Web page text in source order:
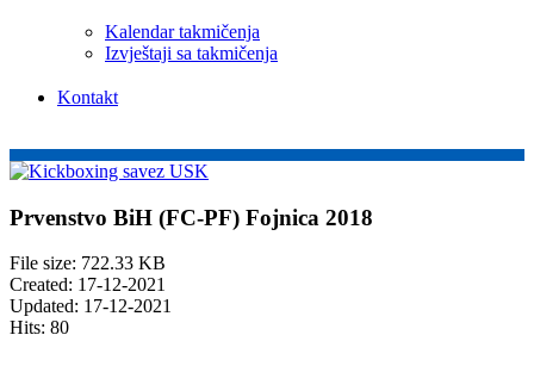
Kalendar takmičenja
Izvještaji sa takmičenja
Kontakt
Prvenstvo BiH (FC-PF) Fojnica 2018
File size: 722.33 KB
Created: 17-12-2021
Updated: 17-12-2021
Hits: 80